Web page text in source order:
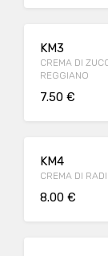
KM3
CREMA DI
REGGIANO
7.50 €
KM4
CREMA DI
8.00 €